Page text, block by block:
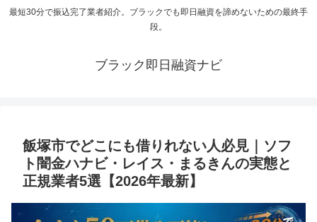
最短30分で振込完了業者紹介。ブラックでも即日融資を諦めないための最終手
段。
ブラック即日融資ナビ
飯塚市でどこにも借りれない人必見｜ソフ
ト闇金ハナビ・レイス・まるきんの実態と
正規業者5選【2026年最新】